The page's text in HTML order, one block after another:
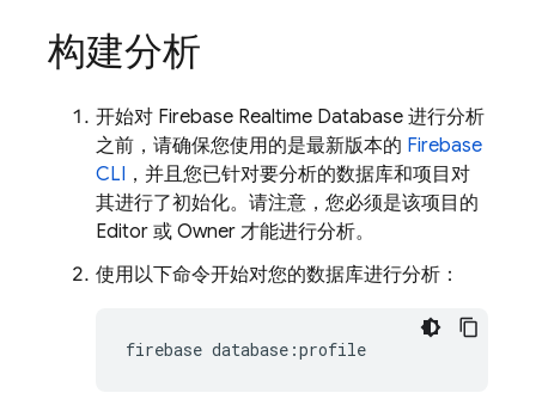
构建分析
开始对 Firebase Realtime Database 进行分析
之前，请确保您使用的是最新版本的 Firebase
CLI ，并且您已针对要分析的数据库和项目对
其进行了初始化。请注意，您必须是该项目的
Editor 或 Owner 才能进行分析。
使用以下命令开始对您的数据库进行分析：
firebase database:profile